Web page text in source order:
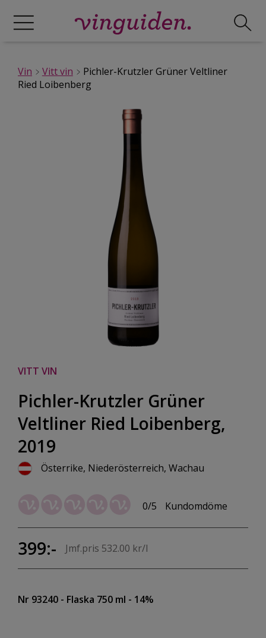
Vin Vitt vin
Pichler-Krutzler Grüner Veltliner
Ried Loibenberg
VITT VIN
Pichler-Krutzler Grüner
Veltliner Ried Loibenberg,
2019
Österrike, Niederösterreich, Wachau
0/5 Kundomdöme
399:- Jmf.pris 532.00 kr/l
Nr 93240 - Flaska 750 ml - 14%